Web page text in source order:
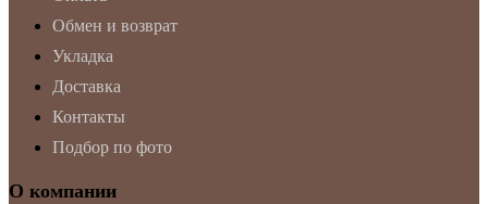
Обмен и возврат
Укладка
Доставка
Контакты
Подбор по фото
О компании